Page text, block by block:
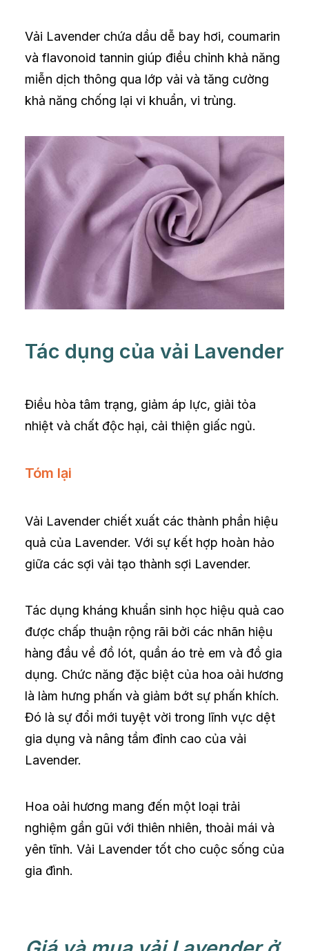
Vải Lavender chứa dầu dễ bay hơi, coumarin
và flavonoid tannin giúp điều chỉnh khả năng
miễn dịch thông qua lớp vải và tăng cường
khả năng chống lại vi khuẩn, vi trùng.
Tác dụng của vải Lavender
Điều hòa tâm trạng, giảm áp lực, giải tỏa
nhiệt và chất độc hại, cải thiện giấc ngủ.
Tóm lại
Vải Lavender chiết xuất các thành phần hiệu
quả của Lavender. Với sự kết hợp hoàn hảo
giữa các sợi vải tạo thành sợi Lavender.
Tác dụng kháng khuẩn sinh học hiệu quả cao
được chấp thuận rộng rãi bởi các nhãn hiệu
hàng đầu về đồ lót, quần áo trẻ em và đồ gia
dụng. Chức năng đặc biệt của hoa oải hương
là làm hưng phấn và giảm bớt sự phấn khích.
Đó là sự đổi mới tuyệt vời trong lĩnh vực dệt
gia dụng và nâng tầm đỉnh cao của vải
Lavender.
Hoa oải hương mang đến một loại trải
nghiệm gần gũi với thiên nhiên, thoải mái và
yên tĩnh. Vải Lavender tốt cho cuộc sống của
gia đình.